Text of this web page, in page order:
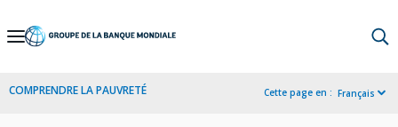
Skip
Navigation
COMPRENDRE LA PAUVRETÉ Cette page en : Français